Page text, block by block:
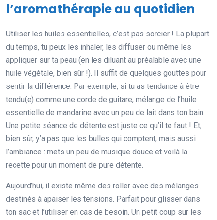
l’aromathérapie au quotidien
Utiliser les huiles essentielles, c’est pas sorcier ! La plupart
du temps, tu peux les inhaler, les diffuser ou même les
appliquer sur ta peau (en les diluant au préalable avec une
huile végétale, bien sûr !). Il suffit de quelques gouttes pour
sentir la différence. Par exemple, si tu as tendance à être
tendu(e) comme une corde de guitare, mélange de l’huile
essentielle de mandarine avec un peu de lait dans ton bain.
Une petite séance de détente est juste ce qu’il te faut ! Et,
bien sûr, y’a pas que les bulles qui comptent, mais aussi
l’ambiance : mets un peu de musique douce et voilà la
recette pour un moment de pure détente.
Aujourd’hui, il existe même des roller avec des mélanges
destinés à apaiser les tensions. Parfait pour glisser dans
ton sac et l’utiliser en cas de besoin. Un petit coup sur les